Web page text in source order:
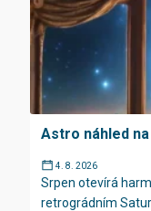
Astro náhled
4. 8. 2026
Srpen otevírá
retrográdním